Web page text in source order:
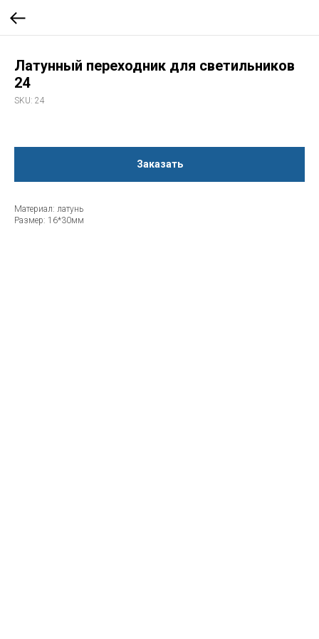
Латунный переходник для светильников
24
SKU: 24
Заказать
Материал: латунь
Размер: 16*30мм